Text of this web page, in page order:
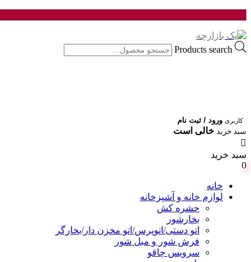
Products search
کاربری ورود / ثبت نام
سبد خرید خالی است
سبد خرید
0
خانه
لوازم خانه و آشپزخانه
حشره کش
بخارشور
اتو دستی/اتوپرس/اتو مخزن دار/بخارگر
فرش شور و مبل شور
سرویس چاقو